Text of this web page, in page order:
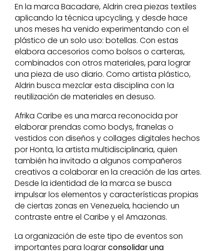
En la marca Bacadare, Aldrin crea piezas textiles
aplicando la técnica upcycling, y desde hace
unos meses ha venido experimentando con el
plástico de un solo uso: botellas. Con estas
elabora accesorios como bolsos o carteras,
combinados con otros materiales, para lograr
una pieza de uso diario. Como artista plástico,
Aldrin busca mezclar esta disciplina con la
reutilización de materiales en desuso.
Afrika Caribe es una marca reconocida por
elaborar prendas como bodys, franelas o
vestidos con diseños y collages digitales hechos
por Honta, la artista multidisciplinaria, quien
también ha invitado a algunos compañeros
creativos a colaborar en la creación de las artes.
Desde la identidad de la marca se busca
impulsar los elementos y características propias
de ciertas zonas en Venezuela, haciendo un
contraste entre el Caribe y el Amazonas.
La organización de este tipo de eventos son
importantes para lograrconsolidar una